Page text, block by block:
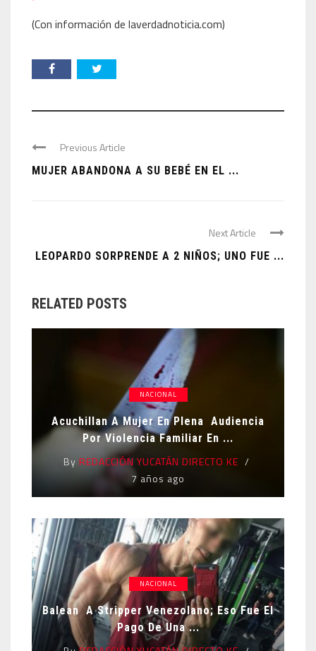
(Con información de laverdadnoticia.com)
Previous Article
MUJER ABANDONA A SU BEBÉ EN EL ...
Next Article
LEOPARDO SORPRENDE A 2 NIÑOS; UNO FUE ...
RELATED POSTS
NACIONAL
Acuchillan A Mujer En Plena Audiencia
Por Violencia Familiar En ...
By REDACCIÓN YUCATÁN DIRECTO KE
7 años ago
NACIONAL
Balean A Stripper Venezolano; Eso Fue El
Pago De Una ...